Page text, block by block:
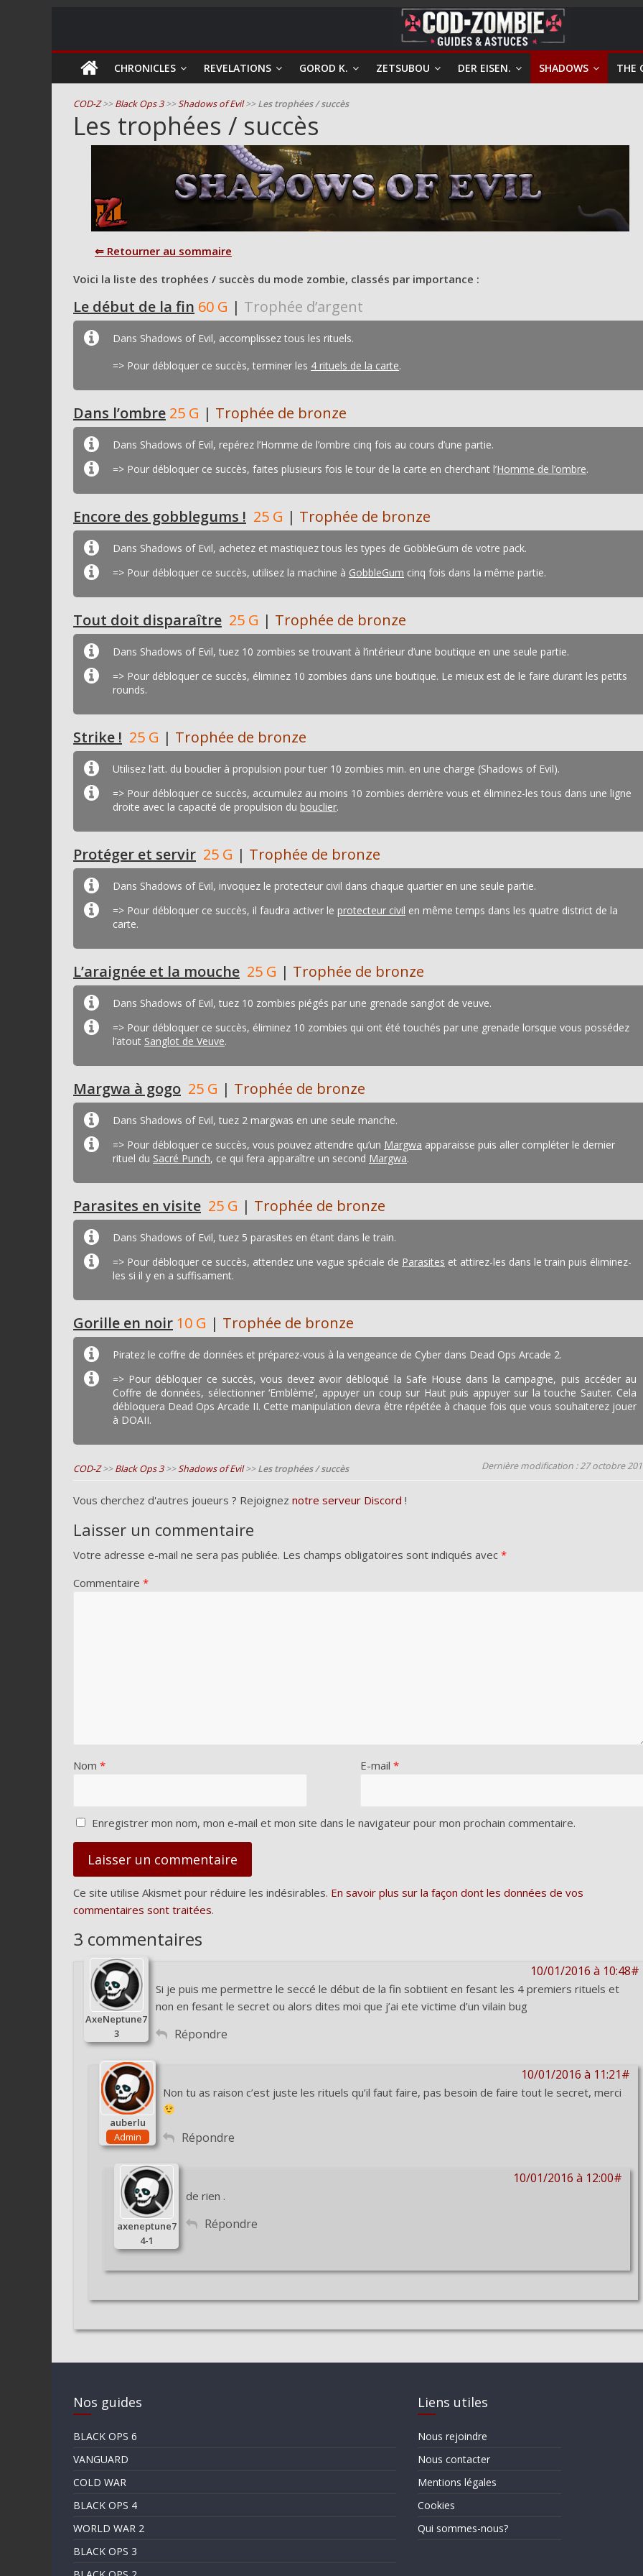
COD
Zombie
Guides
mode
zombie
Call
of
Duty
CHRONICLES REVELATIONS GOROD K. ZETSUBOU DER EISEN. SHADOWS THE
COD-Z>>Black Ops 3>>Shadows of Evil>>Les trophées / succès
Les trophées / succès
⇐ Retourner au sommaire
Voici la liste des trophées / succès du mode zombie, classés par importance :
Le début de la fin 60 G | Trophée d’argent
Dans Shadows of Evil, accomplissez tous les rituels.
=> Pour débloquer ce succès, terminer les 4 rituels de la carte.
Dans l’ombre 25 G | Trophée de bronze
Dans Shadows of Evil, repérez l’Homme de l’ombre cinq fois au cours d’une partie.
=> Pour débloquer ce succès, faites plusieurs fois le tour de la carte en cherchant l’Homme de l’ombre.
Encore des gobblegums ! 25 G | Trophée de bronze
Dans Shadows of Evil, achetez et mastiquez tous les types de GobbleGum de votre pack.
=> Pour débloquer ce succès, utilisez la machine à GobbleGum cinq fois dans la même partie.
Tout doit disparaître 25 G | Trophée de bronze
Dans Shadows of Evil, tuez 10 zombies se trouvant à l’intérieur d’une boutique en une seule partie.
=> Pour débloquer ce succès, éliminez 10 zombies dans une boutique. Le mieux est de le faire durant les petits
rounds.
Strike ! 25 G | Trophée de bronze
Utilisez l’att. du bouclier à propulsion pour tuer 10 zombies min. en une charge (Shadows of Evil).
=> Pour débloquer ce succès, accumulez au moins 10 zombies derrière vous et éliminez-les tous dans une ligne
droite avec la capacité de propulsion du bouclier.
Protéger et servir 25 G | Trophée de bronze
Dans Shadows of Evil, invoquez le protecteur civil dans chaque quartier en une seule partie.
=> Pour débloquer ce succès, il faudra activer le protecteur civil en même temps dans les quatre district de la
carte.
L’araignée et la mouche 25 G | Trophée de bronze
Dans Shadows of Evil, tuez 10 zombies piégés par une grenade sanglot de veuve.
=> Pour débloquer ce succès, éliminez 10 zombies qui ont été touchés par une grenade lorsque vous possédez
l’atout Sanglot de Veuve.
Margwa à gogo 25 G | Trophée de bronze
Dans Shadows of Evil, tuez 2 margwas en une seule manche.
=> Pour débloquer ce succès, vous pouvez attendre qu’un Margwa apparaisse puis aller compléter le dernier
rituel du Sacré Punch, ce qui fera apparaître un second Margwa.
Parasites en visite 25 G | Trophée de bronze
Dans Shadows of Evil, tuez 5 parasites en étant dans le train.
=> Pour débloquer ce succès, attendez une vague spéciale de Parasites et attirez-les dans le train puis éliminez-
les si il y en a suffisament.
Gorille en noir 10 G | Trophée de bronze
Piratez le coffre de données et préparez-vous à la vengeance de Cyber dans Dead Ops Arcade 2.
=> Pour débloquer ce succès, vous devez avoir débloqué la Safe House dans la campagne, puis accéder au
Coffre de données, sélectionner ‘Emblème’, appuyer un coup sur Haut puis appuyer sur la touche Sauter. Cela
débloquera Dead Ops Arcade II. Cette manipulation devra être répétée à chaque fois que vous souhaiterez jouer
à DOAII.
Dernière modification : 27 octobre
COD-Z>>Black Ops 3>>Shadows of Evil>>Les trophées / succès
Vous cherchez d'autres joueurs ? Rejoignez notre serveur Discord !
Laisser un commentaire
Votre adresse e-mail ne sera pas publiée. Les champs obligatoires sont indiqués avec *
Commentaire *
Nom * E-mail *
Enregistrer mon nom, mon e-mail et mon site dans le navigateur pour mon prochain commentaire.
Ce site utilise Akismet pour réduire les indésirables. En savoir plus sur la façon dont les données de vos
commentaires sont traitées.
3 commentaires
10/01/2016 à 10:48#
AxeNeptune7
3
Si je puis me permettre le seccé le début de la fin sobtiient en fesant les 4 premiers rituels et
non en fesant le secret ou alors dites moi que j’ai ete victime d’un vilain bug
Répondre
10/01/2016 à 11:21#
auberlu
Admin
Non tu as raison c’est juste les rituels qu’il faut faire, pas besoin de faire tout le secret, merci
Répondre
10/01/2016 à 12:00#
axeneptune7
4-1
de rien .
Répondre
Nos guides
BLACK OPS 6
VANGUARD
COLD WAR
BLACK OPS 4
WORLD WAR 2
BLACK OPS 3
Liens utiles
Nous rejoindre
Nous contacter
Mentions légales
Cookies
Qui sommes-nous?